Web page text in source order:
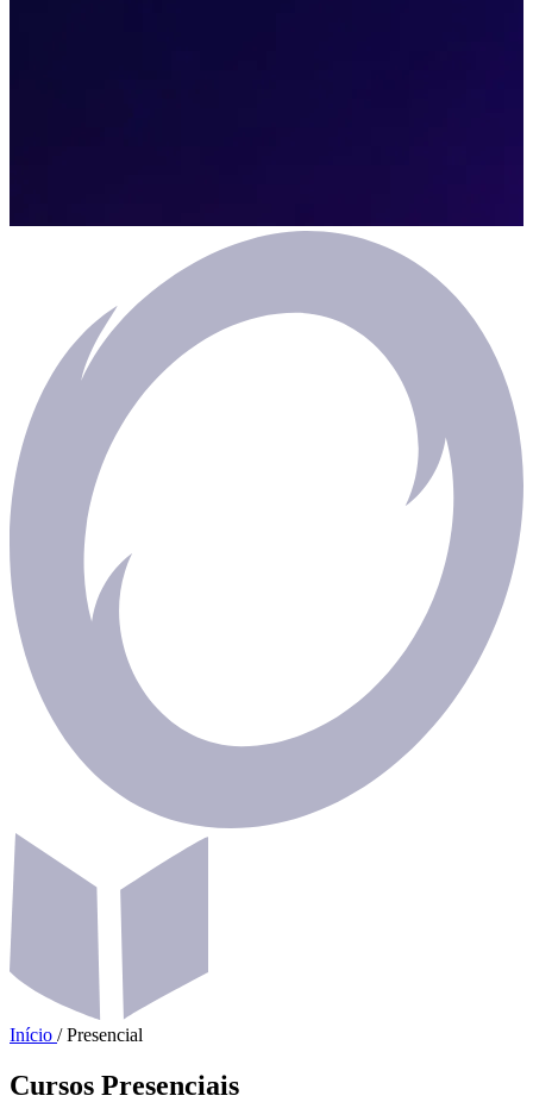
Início / Presencial
Cursos Presenciais